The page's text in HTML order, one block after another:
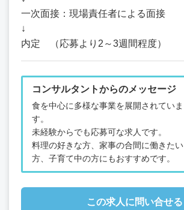
一次面接：現場責任者による面接
↓
内定 （応募より2～3週間程度）
コンサルタントからのメッセージ
食を中心に多様な事業を展開されていま
す。
未経験からでも応募可な求人です。
料理の好きな方、家事の合間に働きたい
方、子育て中の方にもおすすめです。
この求人に問い合せる